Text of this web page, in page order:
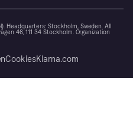
Headquarters: Stockholm, Sweden. All
46, 111 34 Stockholm. Organization
CookiesKlarna.com